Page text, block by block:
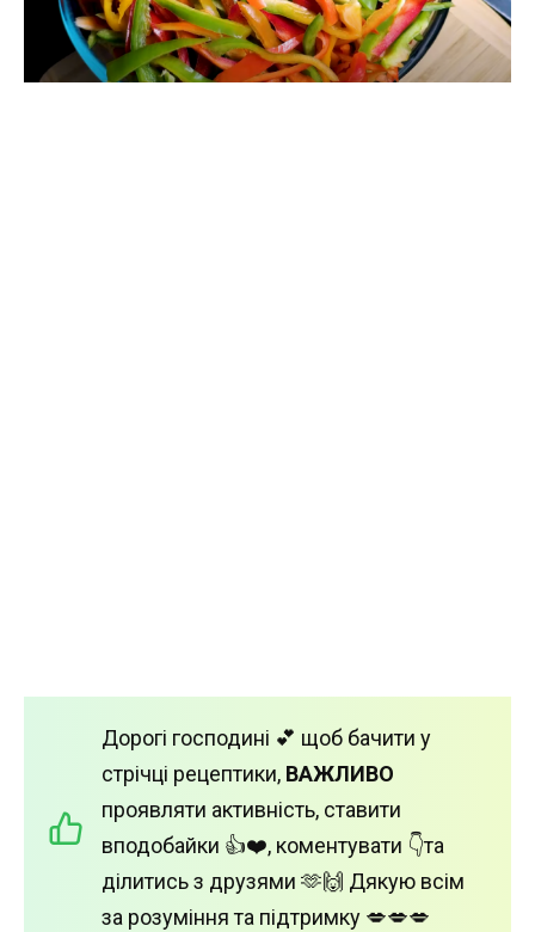
Дорогі господині 💕 щоб бачити у
стрічці рецептики, ВАЖЛИВО
проявляти активність, ставити
вподобайки 👍❤️, коментувати 👇та
ділитись з друзями 🫶🙌 Дякую всім
за розуміння та підтримку 💋💋💋